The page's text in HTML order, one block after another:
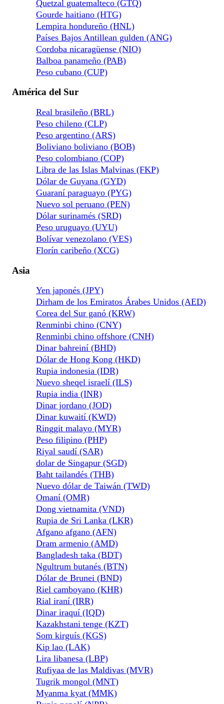
Quetzal guatemalteco (GTQ)
Gourde haitiano (HTG)
Lempira hondureño (HNL)
Países Bajos Antillean gulden (ANG)
Cordoba nicaragüense (NIO)
Balboa panameño (PAB)
Peso cubano (CUP)
América del Sur
Real brasileño (BRL)
Peso chileno (CLP)
Peso argentino (ARS)
Boliviano boliviano (BOB)
Peso colombiano (COP)
Libra de las Islas Malvinas (FKP)
Dólar de Guyana (GYD)
Guaraní paraguayo (PYG)
Nuevo sol peruano (PEN)
Dólar surinamés (SRD)
Peso uruguayo (UYU)
Bolívar venezolano (VES)
Florín caribeño (XCG)
Asia
Yen japonés (JPY)
Dirham de los Emiratos Árabes Unidos (AED)
Corea del Sur ganó (KRW)
Renminbi chino (CNY)
Renminbi chino offshore (CNH)
Dinar bahreiní (BHD)
Dólar de Hong Kong (HKD)
Rupia indonesia (IDR)
Nuevo sheqel israelí (ILS)
Rupia india (INR)
Dinar jordano (JOD)
Dinar kuwaití (KWD)
Ringgit malayo (MYR)
Peso filipino (PHP)
Riyal saudí (SAR)
dolar de Singapur (SGD)
Baht tailandés (THB)
Nuevo dólar de Taiwán (TWD)
Omaní (OMR)
Dong vietnamita (VND)
Rupia de Sri Lanka (LKR)
Afgano afgano (AFN)
Dram armenio (AMD)
Bangladesh taka (BDT)
Ngultrum butanés (BTN)
Dólar de Brunei (BND)
Riel camboyano (KHR)
Rial iraní (IRR)
Dinar iraquí (IQD)
Kazakhstani tenge (KZT)
Som kirguís (KGS)
Kip lao (LAK)
Lira libanesa (LBP)
Rufiyaa de las Maldivas (MVR)
Tugrik mongol (MNT)
Myanma kyat (MMK)